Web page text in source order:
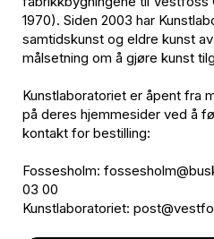
1970). Siden 2003 har
samtidskunst og eldre kunst
målsetning om å gjøre kunst
Kunstlaboratoriet er åpent fra
på deres hjemmesider ved å
kontakt for bestilling:
Fossesholm:
03 00
Kunstlaboratoriet: